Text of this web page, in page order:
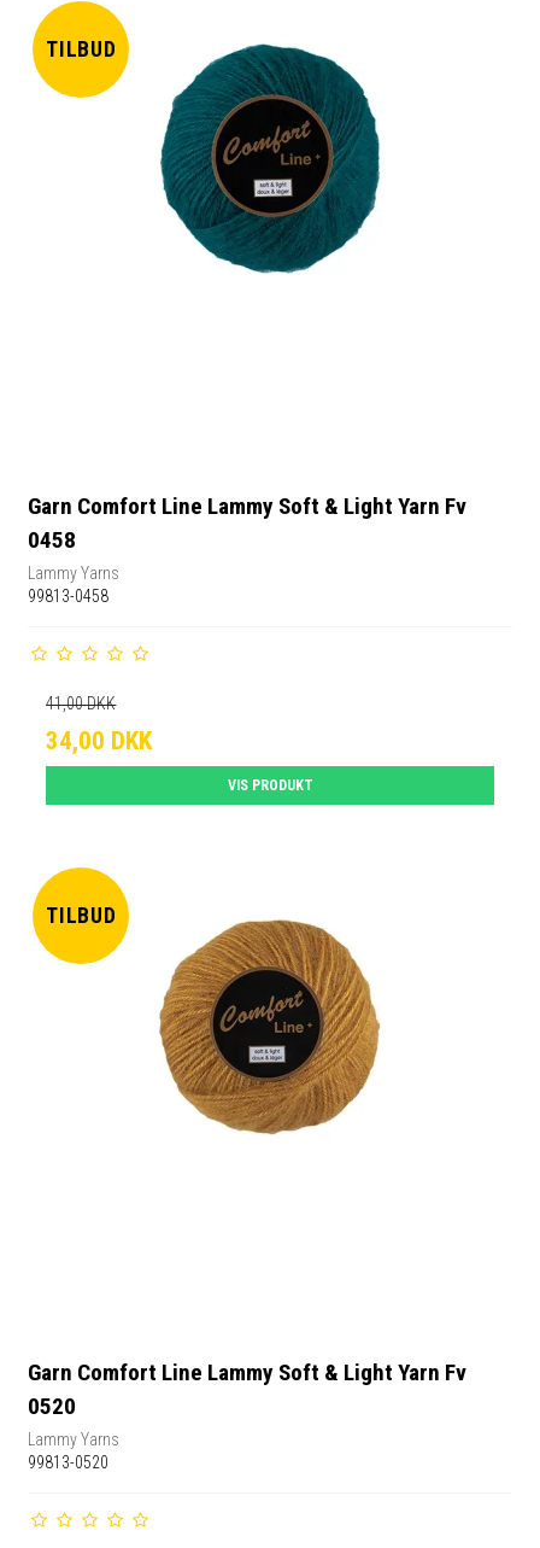
TILBUD
Garn Comfort Line Lammy Soft & Light Yarn Fv
0458
Lammy Yarns
99813-0458
41,00 DKK
34,00 DKK
VIS PRODUKT
TILBUD
Garn Comfort Line Lammy Soft & Light Yarn Fv
0520
Lammy Yarns
99813-0520